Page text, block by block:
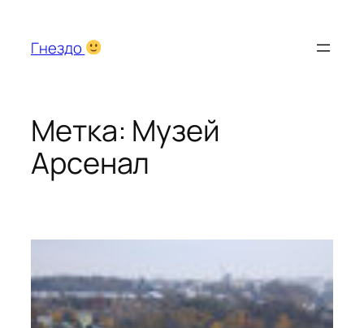
содержимому
Гнездо
Метка: Музей
Арсенал